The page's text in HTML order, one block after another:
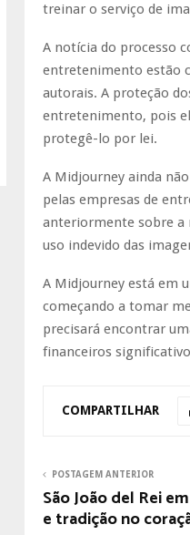
treinar o serviço de
A notícia do processo
entretenimento estão
autorais. A proteção
entretenimento, pois
protegê-lo por lei.
A Midjourney ainda
pelas empresas de
anteriormente sobre a
uso indevido das
A Midjourney está em
começando a tomar
precisará encontrar
financeiros
COMPARTILHAR
POSTAGEM ANTERIOR
São João del Rei
e tradição no